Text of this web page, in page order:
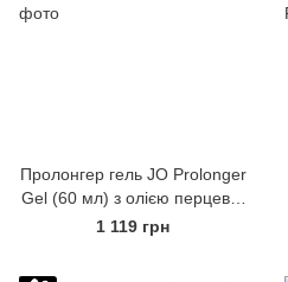
Пролонгер гель JO Prolonger
Gel (60 мл) з олією перцевої
м’яти, гвоздикового перцю та
1 119 грн